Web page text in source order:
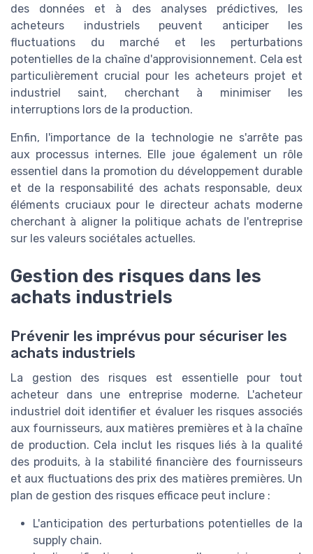
des données et à des analyses prédictives, les
acheteurs industriels peuvent anticiper les
fluctuations du marché et les perturbations
potentielles de la chaîne d'approvisionnement. Cela est
particulièrement crucial pour les acheteurs projet et
industriel saint, cherchant à minimiser les
interruptions lors de la production.
Enfin, l'importance de la technologie ne s'arrête pas
aux processus internes. Elle joue également un rôle
essentiel dans la promotion du développement durable
et de la responsabilité des achats responsable, deux
éléments cruciaux pour le directeur achats moderne
cherchant à aligner la politique achats de l'entreprise
sur les valeurs sociétales actuelles.
Gestion des risques dans les
achats industriels
Prévenir les imprévus pour sécuriser les
achats industriels
La gestion des risques est essentielle pour tout
acheteur dans une entreprise moderne. L'acheteur
industriel doit identifier et évaluer les risques associés
aux fournisseurs, aux matières premières et à la chaîne
de production. Cela inclut les risques liés à la qualité
des produits, à la stabilité financière des fournisseurs
et aux fluctuations des prix des matières premières. Un
plan de gestion des risques efficace peut inclure :
L'anticipation des perturbations potentielles de la
supply chain.